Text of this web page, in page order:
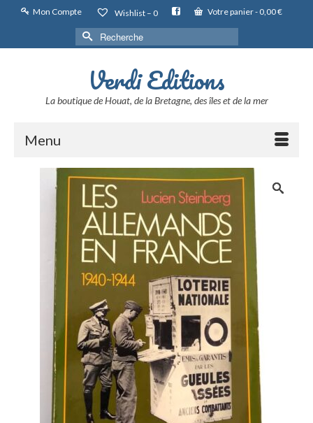
Mon Compte Wishlist – 0 Votre panier- 0,00€
Rechercher :
Verdi Editions
La boutique de Houat, de la Bretagne, des îles et de la mer
Menu